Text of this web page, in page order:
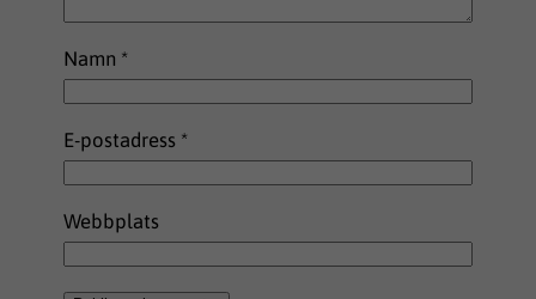
Namn *
E-postadress *
Webbplats